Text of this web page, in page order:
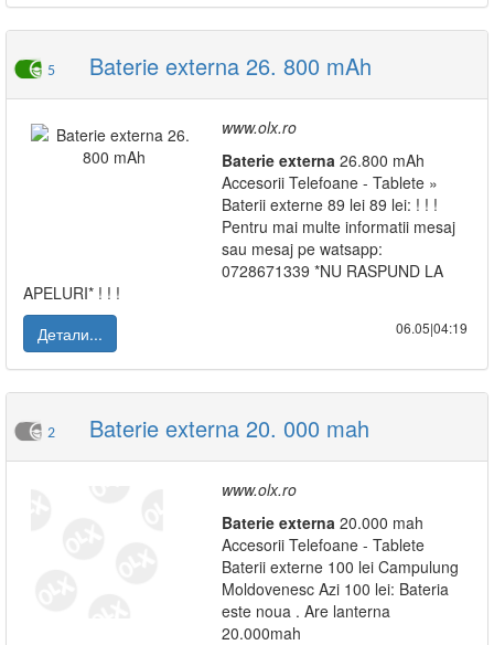
5 Baterie externa 26. 800 mAh
www.olx.ro
Baterie externa 26.800 mAh
Accesorii Telefoane - Tablete »
Baterii externe 89 lei 89 lei: ! ! !
Pentru mai multe informatii mesaj
sau mesaj pe watsapp:
0728671339 *NU RASPUND LA
APELURI* ! ! !
Детали...
06.05|04:19
2 Baterie externa 20. 000 mah
www.olx.ro
Baterie externa 20.000 mah
Accesorii Telefoane - Tablete
Baterii externe 100 lei Campulung
Moldovenesc Azi 100 lei: Bateria
este noua . Are lanterna
20.000mah